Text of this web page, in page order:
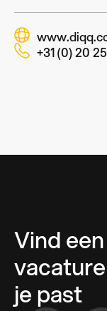
+31 (0) 20
Vind een
je past